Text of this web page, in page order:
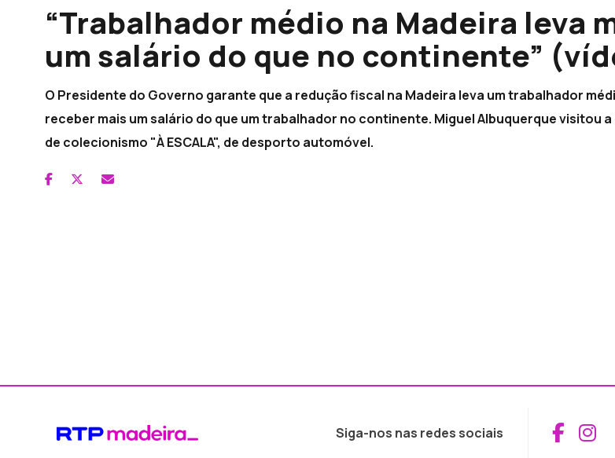
“Trabalhador médio na Madeira leva
um salário do que no continente”
O Presidente do Governo garante que a redução fiscal na Madeira leva um trabalhador
receber mais um salário do que um trabalhador no continente. Miguel Albuquerque visitou
de colecionismo "À ESCALA", de desporto automóvel.
Siga-nos nas redes sociais